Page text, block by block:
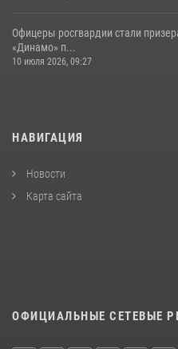
Офицеры росгвардии стали
«Динамо» п...
10 июля 2026, 09:27
НАВИГАЦИЯ
Новости
Карта сайта
ОФИЦИАЛЬНЫЕ СЕТЕВЫЕ